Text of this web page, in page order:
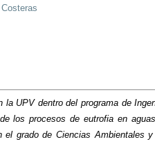
UPV dentro del programa de
los procesos de eutrofia en
grado de Ciencias